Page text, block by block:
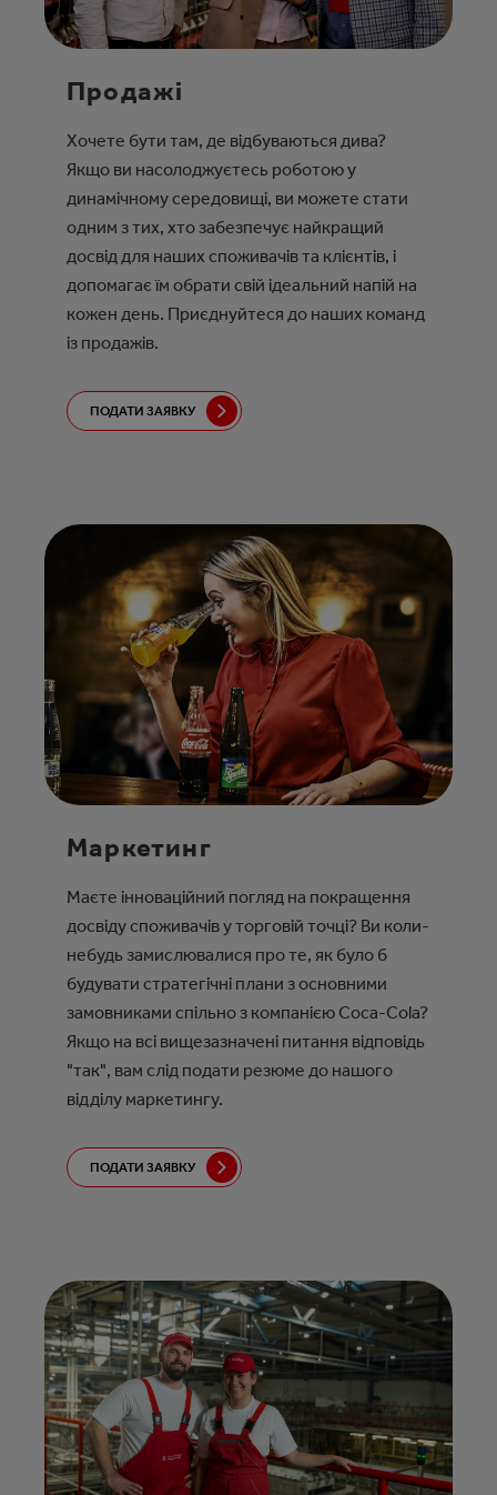
Продажі
Хочете бути там, де відбуваються дива?
Якщо ви насолоджуєтесь роботою у
динамічному середовищі, ви можете стати
одним з тих, хто забезпечує найкращий
досвід для наших споживачів та клієнтів, і
допомагає їм обрати свій ідеальний напій на
кожен день. Приєднуйтеся до наших команд
із продажів.
ПОДАТИ ЗАЯВКУ
Маркетинг
Маєте інноваційний погляд на покращення
досвіду споживачів у торговій точці? Ви коли-
небудь замислювалися про те, як було б
будувати стратегічні плани з основними
замовниками спільно з компанією Coca-Cola?
Якщо на всі вищезазначені питання відповідь
"так", вам слід подати резюме до нашого
відділу маркетингу.
ПОДАТИ ЗАЯВКУ